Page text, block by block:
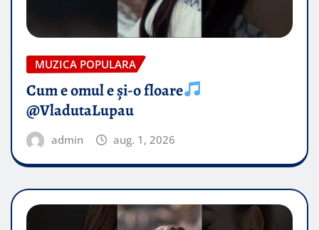
MUZICA POPULARA
Cum e omul e și-o floare
@VladutaLupau
admin aug. 1, 2026